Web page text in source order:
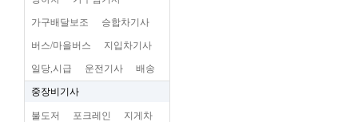
가구배달보조 승합차기사
버스/마을버스 지입차기사
일당,시급 운전기사 배송
중장비기사
불도저 포크레인 지게차